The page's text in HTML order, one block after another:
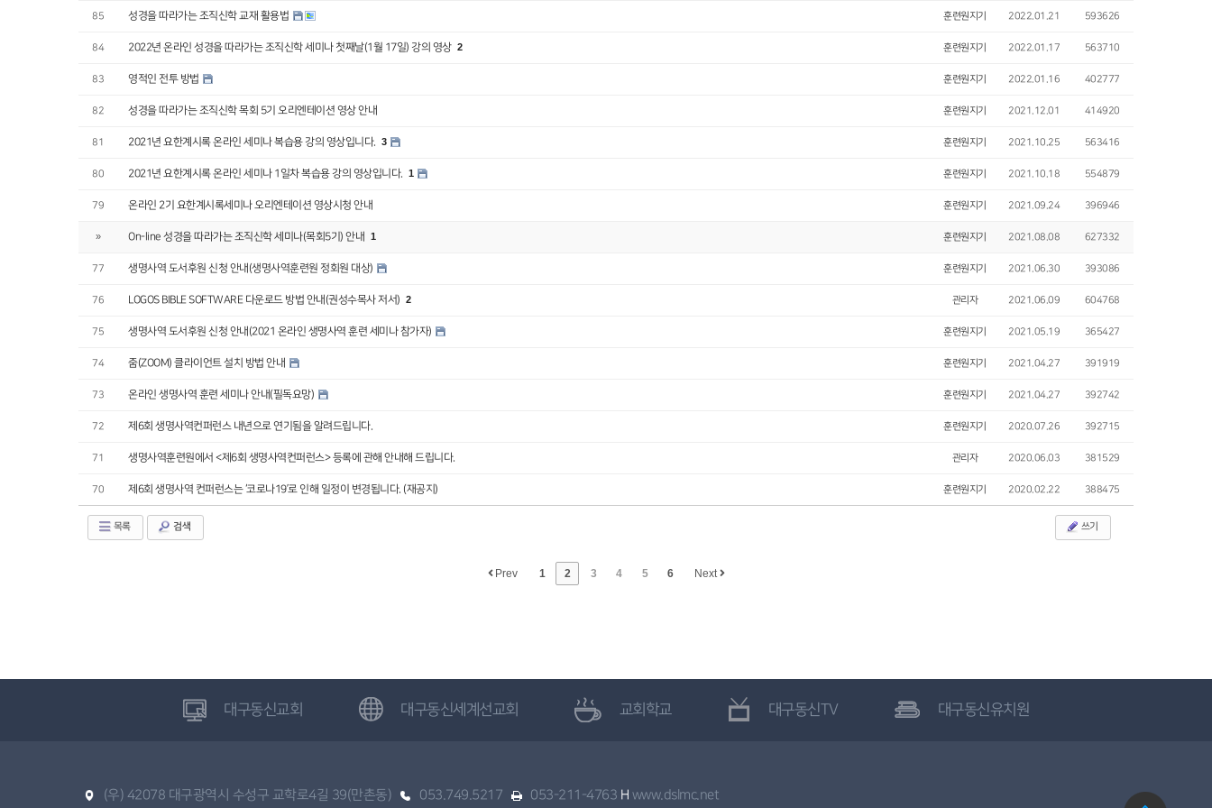
85 성경을 따라가는 조직신학 교재 활용법 훈련원지기 2022.01.21 593626
84 2022년 온라인 성경을 따라가는 조직신학 세미나 첫째날(1월 17일) 강의 영상 2 훈련원지기 2022.01.17 563710
83 영적인 전투 방법 훈련원지기 2022.01.16 402777
82 성경을 따라가는 조직신학 목회 5기 오리엔테이션 영상 안내 훈련원지기 2021.12.01 414920
81 2021년 요한계시록 온라인 세미나 복습용 강의 영상입니다. 3 훈련원지기 2021.10.25 563416
80 2021년 요한계시록 온라인 세미나 1일차 복습용 강의 영상입니다. 1 훈련원지기 2021.10.18 554879
79 온라인 2기 요한계시록세미나 오리엔테이션 영상시청 안내 훈련원지기 2021.09.24 396946
» On-line 성경을 따라가는 조직신학 세미나(목회5기) 안내 1 훈련원지기 2021.08.08 627332
77 생명사역 도서후원 신청 안내(생명사역훈련원 정회원 대상) 훈련원지기 2021.06.30 393086
76 LOGOS BIBLE SOFTWARE 다운로드 방법 안내(권성수목사 저서) 2 관리자 2021.06.09 604768
75 생명사역 도서후원 신청 안내(2021 온라인 생명사역 훈련 세미나 참가자) 훈련원지기 2021.05.19 365427
74 줌(ZOOM) 클라이언트 설치 방법 안내 훈련원지기 2021.04.27 391919
73 온라인 생명사역 훈련 세미나 안내(필독요망) 훈련원지기 2021.04.27 392742
72 제6회 생명사역컨퍼런스 내년으로 연기됨을 알려드립니다. 훈련원지기 2020.07.26 392715
71 생명사역훈련원에서 <제6회 생명사역컨퍼런스> 등록에 관해 안내해 드립니다. 관리자 2020.06.03 381529
70 제6회 생명사역 컨퍼런스는 ‘코로나19’로 인해 일정이 변경됩니다. (재공지) 훈련원지기 2020.02.22 388475
목록 검색 쓰기
Prev 1 2 3 4 5 6 Next
대구동신교회 대구동신세계선교회 교회학교 대구동신TV 대구동신유치원
(우) 42078 대구광역시 수성구 교학로4길 39(만촌동) 053.749.5217 053-211-4763 H www.dslmc.net